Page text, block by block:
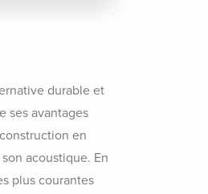
durable et
ses avantages
en
acoustique. En
plus courantes